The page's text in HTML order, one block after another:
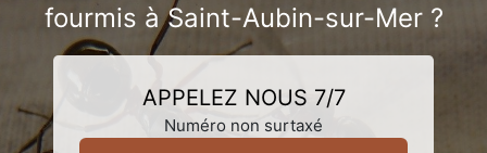
fourmis à Saint-Aubin-sur-Mer ?
APPELEZ NOUS 7/7
Numéro non surtaxé